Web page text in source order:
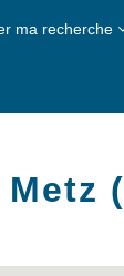
ma recherche
Metz (